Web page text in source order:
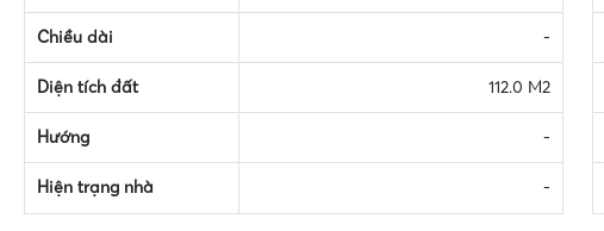
Chiều dài -
Diện tích đất 112.0 M2
Hướng -
Hiện trạng nhà -